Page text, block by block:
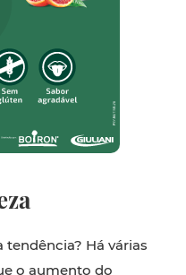
Há várias
o aumento do